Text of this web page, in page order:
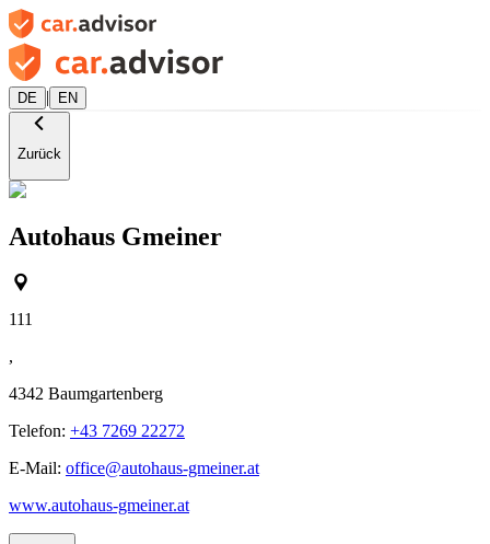
DE | EN
Zurück
Autohaus Gmeiner
111
,
4342 Baumgartenberg
Telefon: +43 7269 22272
E-Mail: office@autohaus-gmeiner.at
www.autohaus-gmeiner.at